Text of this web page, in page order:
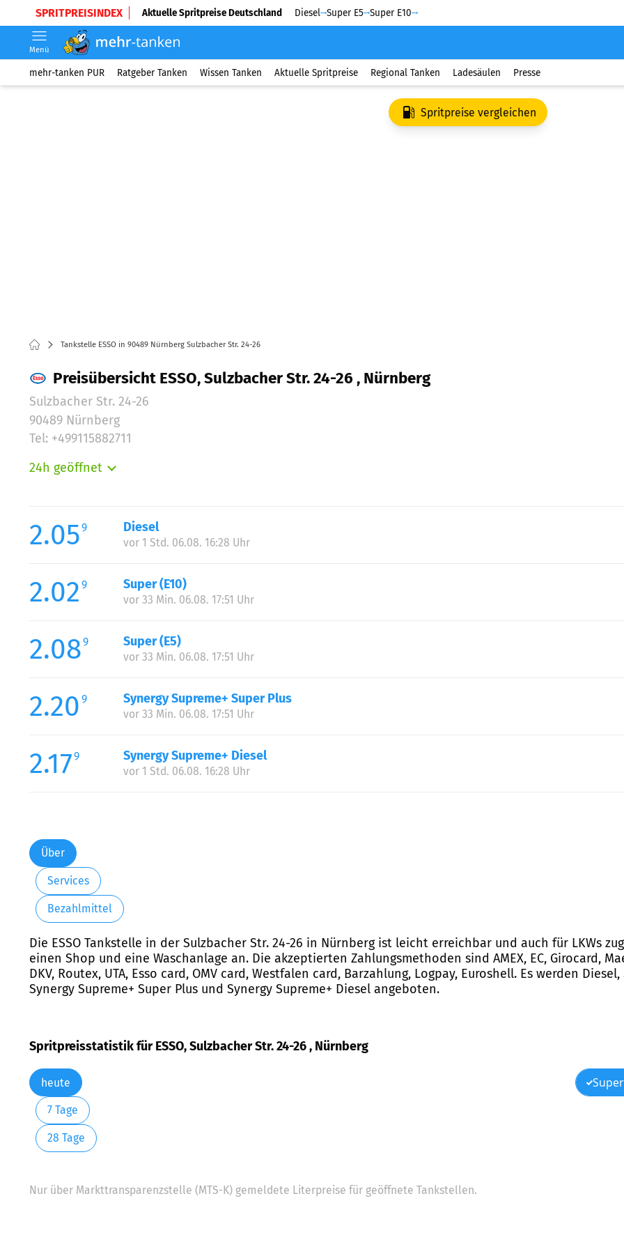
SPRITPREISINDEX Aktuelle Spritpreise Deutschland Diesel Super E5 Super E10
Menü
mehr-tanken PUR Ratgeber Tanken Wissen Tanken Aktuelle Spritpreise Regional Tanken Ladesäulen Presse
Spritpreise vergleichen
Tankstelle ESSO in 90489 Nürnberg Sulzbacher Str. 24-26
Preisübersicht ESSO, Sulzbacher Str. 24-26 , Nürnberg
Sulzbacher Str. 24-26
90489 Nürnberg
Tel: +499115882711
24h geöffnet
Mittwoch:
Donnerstag:
Samstag:
Sonntag:
2.059 Diesel
vor 1 Std. 06.08. 16:28 Uhr
2.02 9 Super (E10)
vor 33 Min. 06.08. 17:51 Uhr
2.089 Super (E5)
vor 33 Min. 06.08. 17:51 Uhr
2.20 9 Synergy Supreme+ Super Plus
vor 33 Min. 06.08. 17:51 Uhr
2.179 Synergy Supreme+ Diesel
vor 1 Std. 06.08. 16:28 Uhr
Über
Services
Bezahlmittel
Die ESSO Tankstelle in der Sulzbacher Str. 24-26 in Nürnberg ist leicht erreichbar und auch für LKWs
einen Shop und eine Waschanlage an. Die akzeptierten Zahlungsmethoden sind AMEX, EC, Girocard,
DKV, Routex, UTA, Esso card, OMV card, Westfalen card, Barzahlung, Logpay, Euroshell. Es werden Diesel,
Synergy Supreme+ Super Plus und Synergy Supreme+ Diesel angeboten.
Spritpreisstatistik für ESSO, Sulzbacher Str. 24-26 , Nürnberg
heute
7 Tage
28 Tage
Nur über Markttransparenzstelle (MTS-K) gemeldete Literpreise für geöffnete Tankstellen.